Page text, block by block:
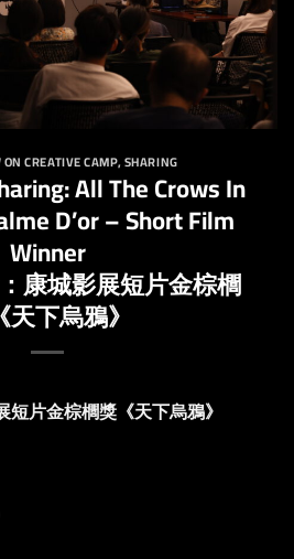
CREATIVE CAMP,SHARING
All The Crows In
D’or – Short Film
Winner
康城影展短片金棕櫚
下烏鴉》
片金棕櫚獎《天下烏鴉》